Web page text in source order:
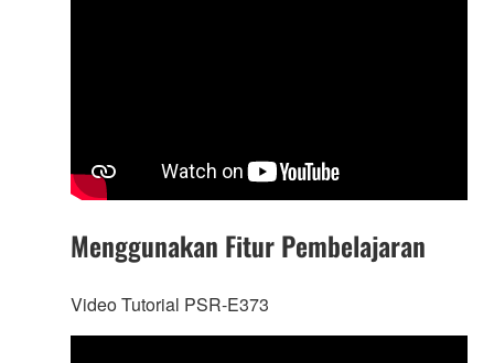
Menggunakan Fitur Pembelajaran
Video Tutorial PSR-E373